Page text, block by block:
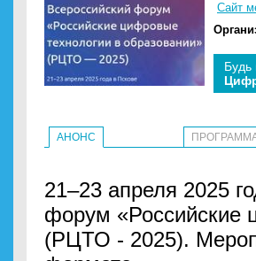
Сайт
Будь
АНОНС
21–23 апреля 2025
форум «Российские
(РЦТО - 2025).